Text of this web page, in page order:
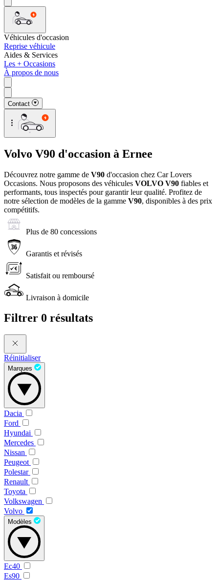
Véhicules d'occasion
Reprise véhicule
Aides & Services
Les + Occasions
À propos de nous
Contact
Volvo V90 d'occasion à Ernee
Découvrez notre gamme de V90 d'occasion chez Car Lovers
Occasions. Nous proposons des véhicules VOLVO V90 fiables et
performants, tous inspectés pour garantir leur qualité. Profitez de
notre sélection de modèles de la gamme V90, disponibles à des prix
compétitifs.
Plus de 80 concessions
Garantis et révisés
Satisfait ou remboursé
Livraison à domicile
Filtrer 0 résultats
Réinitialiser
Marques
Dacia
Ford
Hyundai
Mercedes
Nissan
Peugeot
Polestar
Renault
Toyota
Volkswagen
Volvo
Modèles
Ec40
Es90